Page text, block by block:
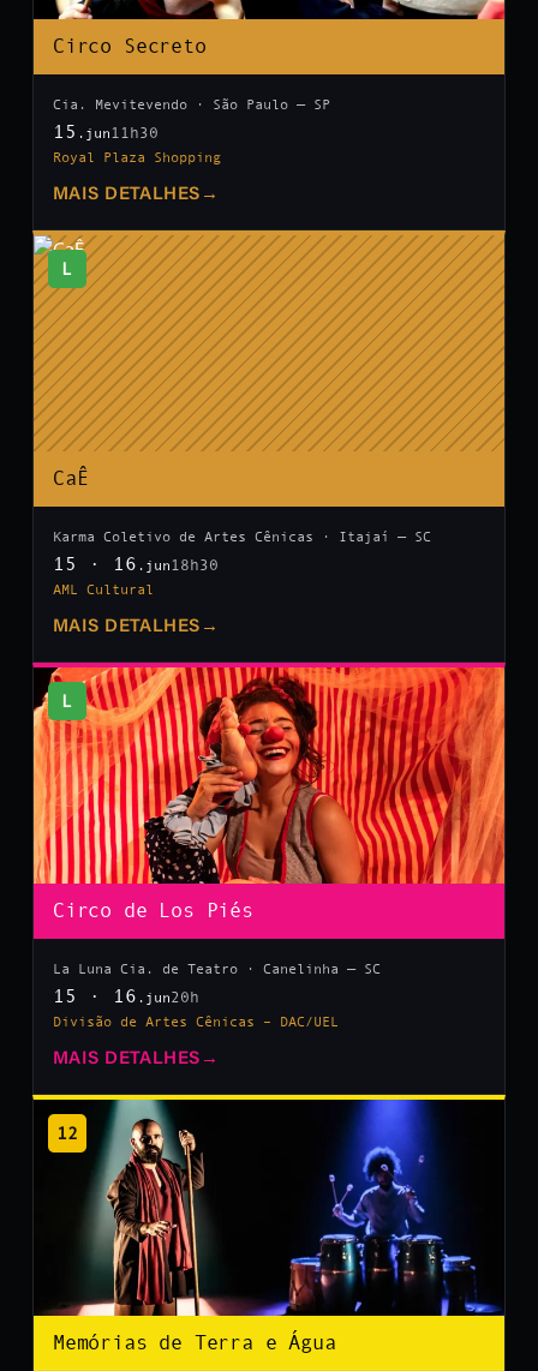
Circo Secreto
Cia. Mevitevendo · São Paulo — SP
15 .jun 11h30
Royal Plaza Shopping
MAIS DETALHES →
L
CaÊ
Karma Coletivo de Artes Cênicas · Itajaí — SC
15 · 16 .jun 18h30
AML Cultural
MAIS DETALHES →
L
Circo de Los Piés
La Luna Cia. de Teatro · Canelinha — SC
15 · 16 .jun20h
Divisão de Artes Cênicas – DAC/UEL
MAIS DETALHES →
12
Memórias de Terra e Água